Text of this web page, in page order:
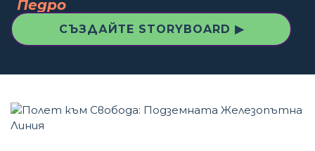
Педро
СЪЗДАЙТЕ STORYBOARD ▶